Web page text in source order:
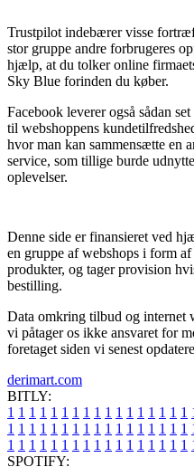
Trustpilot indebærer visse
stor gruppe andre forbrugeres
hjælp, at du tolker online
Sky Blue forinden du køber.
Facebook leverer også sådan
til webshoppens
hvor man kan sammensætte en
service, som tillige burde
oplevelser.
Denne side er finansieret ved
en gruppe af webshops i form
produkter, og tager provision
bestilling.
Data omkring tilbud og internet
vi påtager os ikke ansvaret for
foretaget siden vi senest
derimart.com
BITLY:
1 1 1 1 1 1 1 1 1 1 1 1 1 1 1 1 1
1 1 1 1 1 1 1 1 1 1 1 1 1 1 1 1 1
1 1 1 1 1 1 1 1 1 1 1 1 1 1 1 1 1
SPOTIFY: